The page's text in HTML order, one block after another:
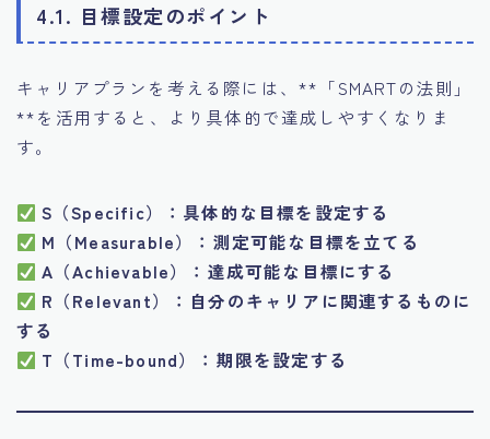
4.1. 目標設定のポイント
キャリアプランを考える際には、**「SMARTの法則」
**を活用すると、より具体的で達成しやすくなりま
す。
S（Specific）：具体的な目標を設定する
M（Measurable）：測定可能な目標を立てる
A（Achievable）：達成可能な目標にする
R（Relevant）：自分のキャリアに関連するものに
する
T（Time-bound）：期限を設定する